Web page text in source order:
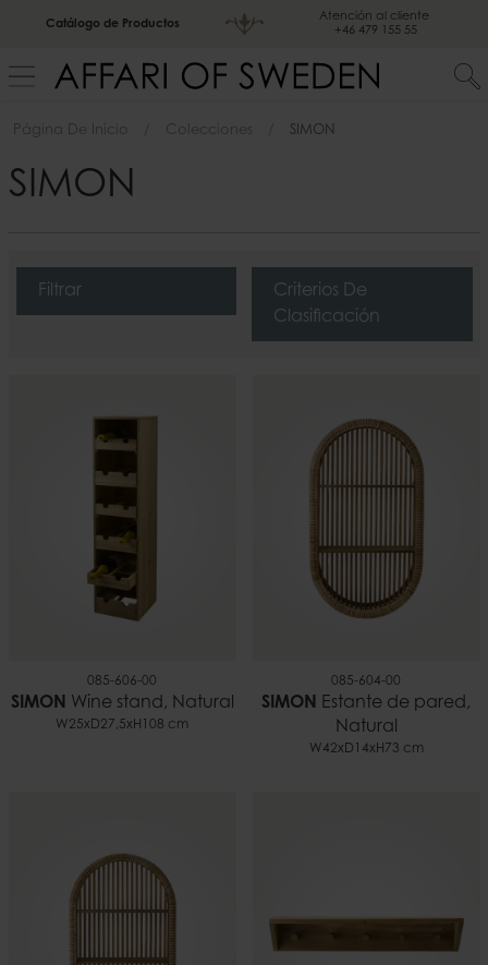
Catálogo de Productos
Atención al cliente
+46 479 155 55
Página De Inicio Colecciones SIMON
SIMON
Filtrar
Criterios De
Clasificación
085-606-00
SIMON Wine stand, Natural
W25xD27,5xH108 cm
085-604-00
SIMON
Estante de pared,
Natural
W42xD14xH73 cm